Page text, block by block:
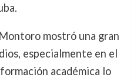
mostró una gran
especialmente en el
académica lo